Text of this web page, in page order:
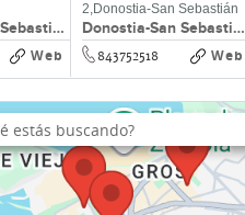
Donostia-San Sebastián
Web
Donostia-San Sebastián
2,Donostia-San Sebastián
843752518 Web